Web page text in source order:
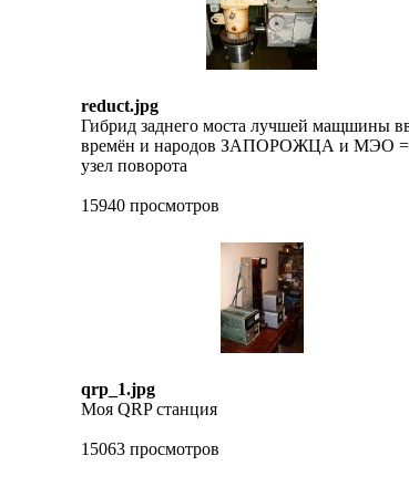
reduct.jpg
Гибрид заднего моста лучшей мащшины
времён и народов ЗАПОРОЖЦА и МЭО =
узел поворота
15940 просмотров
qrp_1.jpg
Моя QRP станция
15063 просмотров